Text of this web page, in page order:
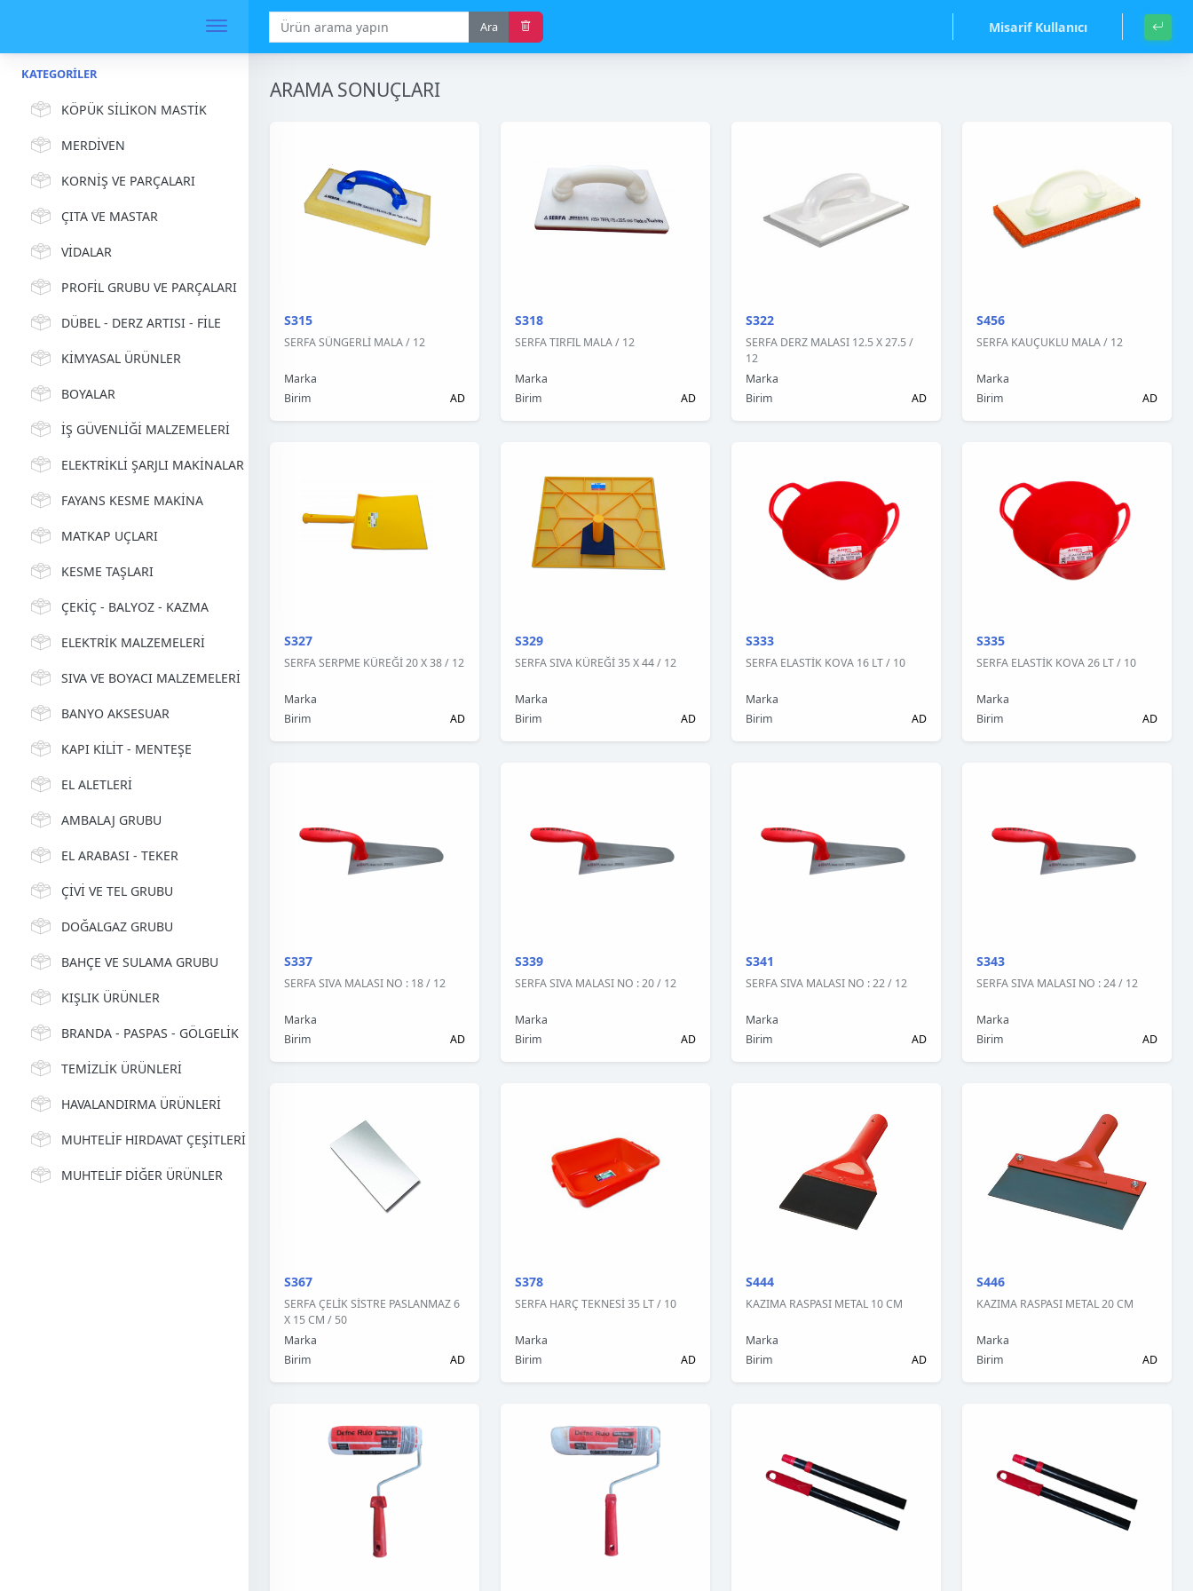
Ara Misarif Kullanıcı
KATEGORILER
KÖPÜK SİLİKON MASTİK
MERDİVEN
KORNİŞ VE PARÇALARI
ÇITA VE MASTAR
VİDALAR
PROFİL GRUBU VE PARÇALARI
DÜBEL - DERZ ARTISI - FİLE
KİMYASAL ÜRÜNLER
BOYALAR
İŞ GÜVENLİĞİ MALZEMELERİ
ELEKTRİKLİ ŞARJLI MAKİNALAR
FAYANS KESME MAKİNA
MATKAP UÇLARI
KESME TAŞLARI
ÇEKİÇ - BALYOZ - KAZMA
ELEKTRİK MALZEMELERİ
SIVA VE BOYACI MALZEMELERİ
BANYO AKSESUAR
KAPI KİLİT - MENTEŞE
EL ALETLERİ
AMBALAJ GRUBU
EL ARABASI - TEKER
ÇİVİ VE TEL GRUBU
DOĞALGAZ GRUBU
BAHÇE VE SULAMA GRUBU
KIŞLIK ÜRÜNLER
BRANDA - PASPAS - GÖLGELİK
TEMİZLİK ÜRÜNLERİ
HAVALANDIRMA ÜRÜNLERİ
MUHTELİF HIRDAVAT ÇEŞİTLERİ
MUHTELİF DİĞER ÜRÜNLER
ARAMA SONUÇLARI
S315
SERFA SÜNGERLİ MALA / 12
Marka
Birim
AD
S318
SERFA TIRFIL MALA / 12
Marka
Birim
AD
S322
SERFA DERZ MALASI 12.5 X 27.5 /
12
Marka
Birim
AD
S456
SERFA KAUÇUKLU MALA / 12
Marka
Birim
AD
S327
SERFA SERPME KÜREĞİ 20 X 38 / 12
Marka
Birim
AD
S329
SERFA SIVA KÜREĞİ 35 X 44 / 12
Marka
Birim
AD
S333
SERFA ELASTİK KOVA 16 LT / 10
Marka
Birim
AD
S335
SERFA ELASTİK KOVA 26 LT / 10
Marka
Birim
AD
S337
SERFA SIVA MALASI NO : 18 / 12
Marka
Birim
AD
S339
SERFA SIVA MALASI NO : 20 / 12
Marka
Birim
AD
S341
SERFA SIVA MALASI NO : 22 / 12
Marka
Birim
AD
S343
SERFA SIVA MALASI NO : 24 / 12
Marka
Birim
AD
S367
SERFA ÇELİK SİSTRE PASLANMAZ 6
X 15 CM / 50
Marka
Birim
AD
S378
SERFA HARÇ TEKNESİ 35 LT / 10
Marka
Birim
AD
S444
KAZIMA RASPASI METAL 10 CM
Marka
Birim
AD
S446
KAZIMA RASPASI METAL 20 CM
Marka
Birim
AD